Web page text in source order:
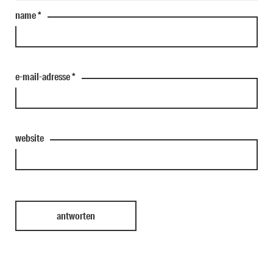
name*
e-mail-adresse*
website